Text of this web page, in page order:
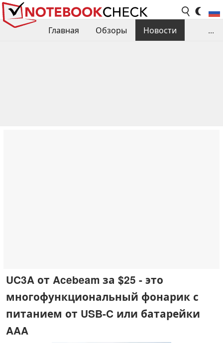
Главная Обзоры
Новости
...
UC3A от Acebeam за $25 - это
многофункциональный фонарик с
питанием от USB-C или батарейки
AAA